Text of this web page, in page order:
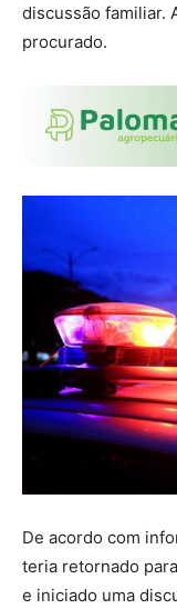
discussão familiar.
procurado.
De acordo com
teria retornado
e iniciado uma